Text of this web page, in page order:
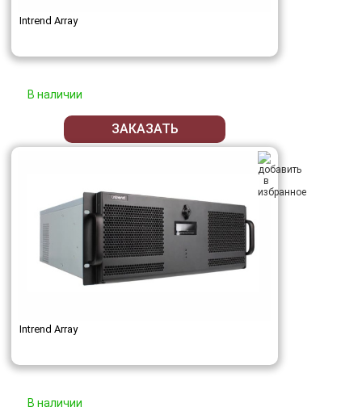
Intrend Array
В наличии
ЗАКАЗАТЬ
Intrend Array
В наличии